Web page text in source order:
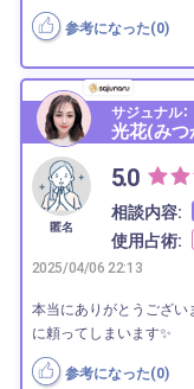
参考になった(0)
サジュナル：
光花(みつ
匿名
5.0
相談内容:
使用占術:
2025/04/06 22:13
本当にありがとうござい
に頼ってしまいます✨
参考になった(0)